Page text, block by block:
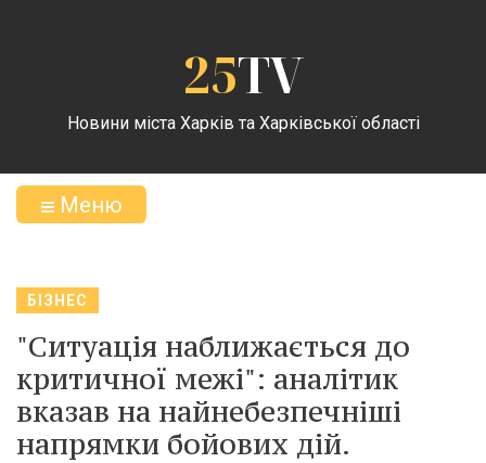
25TV
Новини міста Харків та Харківської області
Меню
БІЗНЕС
"Ситуація наближається до
критичної межі": аналітик
вказав на найнебезпечніші
напрямки бойових дій.